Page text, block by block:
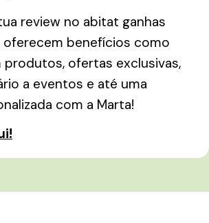
review no abitat ganhas
benefícios como
ofertas exclusivas,
a eventos e até uma
com a Marta!